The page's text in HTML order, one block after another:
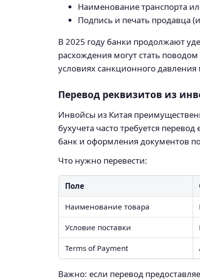
Наименование транспорта
Подпись и печать продавца
В 2025 году банки продолжают
расхождения могут стать
условиях санкционного давления
Перевод реквизитов из
Инвойсы из Китая
бухучета часто требуется
банк и оформления документов
Что нужно перевести:
Поле
Наименование товара
Условие поставки
Terms of Payment
Важно: если перевод